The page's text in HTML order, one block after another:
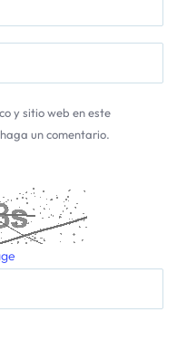
y sitio web en este
un comentario.